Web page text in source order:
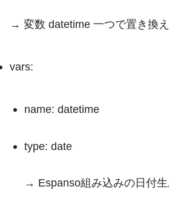
→ 変数 datetime 一つで置き換え
vars:
name: datetime
type: date
→ Espanso組み込みの日付生